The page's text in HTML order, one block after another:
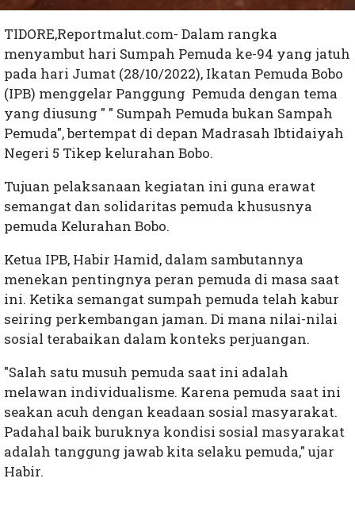
TIDORE,Reportmalut.com- Dalam rangka
menyambut hari Sumpah Pemuda ke-94 yang jatuh
pada hari Jumat (28/10/2022), Ikatan Pemuda Bobo
(IPB) menggelar Panggung Pemuda dengan tema
yang diusung " " Sumpah Pemuda bukan Sampah
Pemuda", bertempat di depan Madrasah Ibtidaiyah
Negeri 5 Tikep kelurahan Bobo.
Tujuan pelaksanaan kegiatan ini guna erawat
semangat dan solidaritas pemuda khususnya
pemuda Kelurahan Bobo.
Ketua IPB, Habir Hamid, dalam sambutannya
menekan pentingnya peran pemuda di masa saat
ini. Ketika semangat sumpah pemuda telah kabur
seiring perkembangan jaman. Di mana nilai-nilai
sosial terabaikan dalam konteks perjuangan.
"Salah satu musuh pemuda saat ini adalah
melawan individualisme. Karena pemuda saat ini
seakan acuh dengan keadaan sosial masyarakat.
Padahal baik buruknya kondisi sosial masyarakat
adalah tanggung jawab kita selaku pemuda," ujar
Habir.